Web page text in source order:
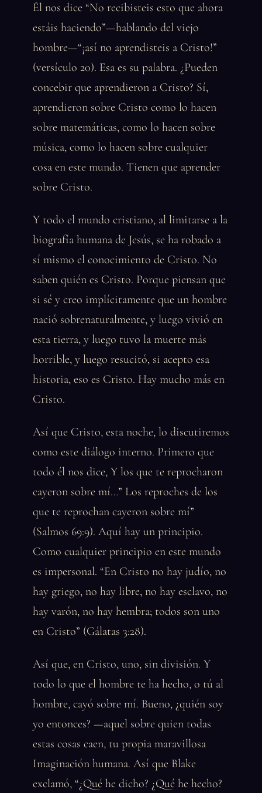
Él nos dice “No recibisteis esto que ahora
estáis haciendo”—hablando del viejo
hombre—“¡así no aprendisteis a Cristo!”
(versículo 20). Esa es su palabra. ¿Pueden
concebir que aprendieron a Cristo? Sí,
aprendieron sobre Cristo como lo hacen
sobre matemáticas, como lo hacen sobre
música, como lo hacen sobre cualquier
cosa en este mundo. Tienen que aprender
sobre Cristo.
Y todo el mundo cristiano, al limitarse a la
biografía humana de Jesús, se ha robado a
sí mismo el conocimiento de Cristo. No
saben quién es Cristo. Porque piensan que
si sé y creo implícitamente que un hombre
nació sobrenaturalmente, y luego vivió en
esta tierra, y luego tuvo la muerte más
horrible, y luego resucitó, si acepto esa
historia, eso es Cristo. Hay mucho más en
Cristo.
Así que Cristo, esta noche, lo discutiremos
como este diálogo interno. Primero que
todo él nos dice, Y los que te reprocharon
cayeron sobre mí…” Los reproches de los
que te reprochan cayeron sobre mí”
(Salmos 69:9). Aquí hay un principio.
Como cualquier principio en este mundo
es impersonal. “En Cristo no hay judío, no
hay griego, no hay libre, no hay esclavo, no
hay varón, no hay hembra; todos son uno
en Cristo” (Gálatas 3:28).
Así que, en Cristo, uno, sin división. Y
todo lo que el hombre te ha hecho, o tú al
hombre, cayó sobre mí. Bueno, ¿quién soy
yo entonces? —aquel sobre quien todas
estas cosas caen, tu propia maravillosa
Imaginación humana. Así que Blake
exclamó, “¿Qué he dicho? ¿Qué he hecho?